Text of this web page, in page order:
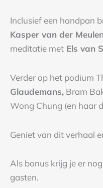
Inclusief een handpan
Kasper van der Meulen
meditatie met Els van
Verder op het podium
Glaudemans, Bram
Wong Chung (en haar
Geniet van dit verhaal
Als bonus krijg je er
gasten.